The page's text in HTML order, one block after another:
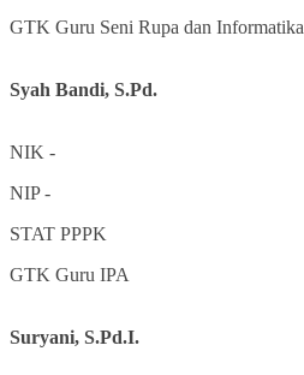
GTK Guru Seni Rupa dan Informatika
Syah Bandi, S.Pd.
NIK -
NIP-
STAT PPPK
GTK Guru IPA
Suryani, S.Pd.I.